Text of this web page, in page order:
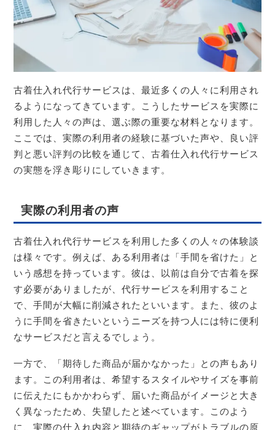
古着仕入れ代行サービスは、最近多くの人々に利用され
るようになってきています。こうしたサービスを実際に
利用した人々の声は、選ぶ際の重要な材料となります。
ここでは、実際の利用者の経験に基づいた声や、良い評
判と悪い評判の比較を通じて、古着仕入れ代行サービス
の実態を浮き彫りにしていきます。
実際の利用者の声
古着仕入れ代行サービスを利用した多くの人々の体験談
は様々です。例えば、ある利用者は「手間を省けた」と
いう感想を持っています。彼は、以前は自分で古着を探
す必要がありましたが、代行サービスを利用すること
で、手間が大幅に削減されたといいます。また、彼のよ
うに手間を省きたいというニーズを持つ人には特に便利
なサービスだと言えるでしょう。
一方で、「期待した商品が届かなかった」との声もあり
ます。この利用者は、希望するスタイルやサイズを事前
に伝えたにもかかわらず、届いた商品がイメージと大き
く異なったため、失望したと述べています。このよう
に、実際の仕入れ内容と期待のギャップがトラブルの原